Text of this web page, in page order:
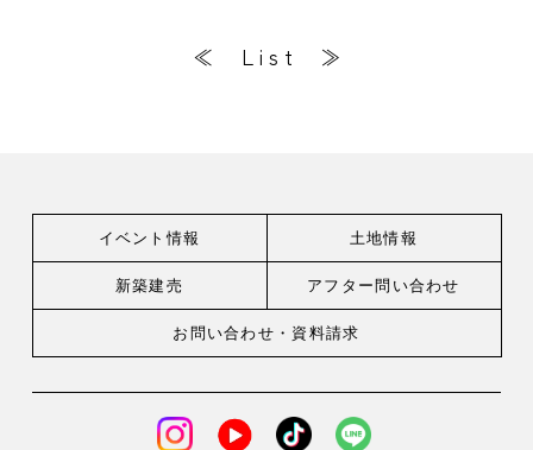
≪ L i s t ≫
イベント情報 土地情報
新築建売 アフター問い合わせ
お問い合わせ・ 資料請求